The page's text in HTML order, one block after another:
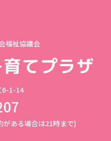
福祉協議会
てプラザ
6-1-14
ある場合は21時まで)